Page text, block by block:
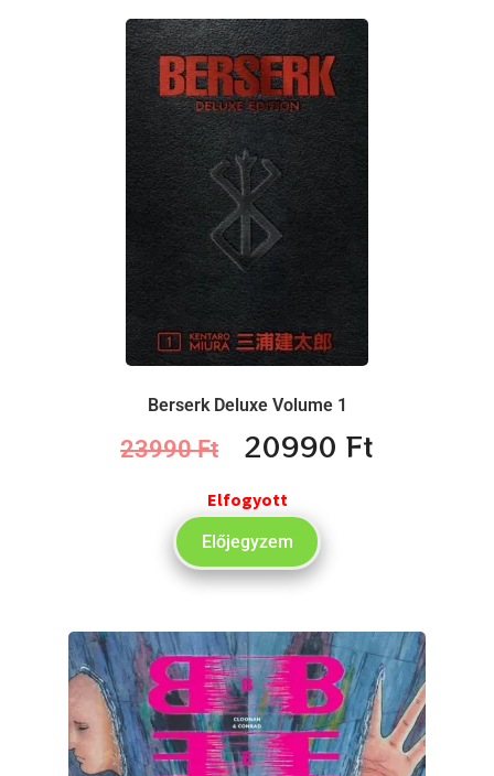
Berserk Deluxe Volume 1
23990Ft 20990 Ft
Elfogyott
Előjegyzem